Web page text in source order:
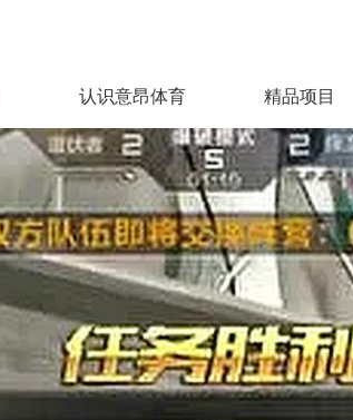
认识意昂体育 精品项目